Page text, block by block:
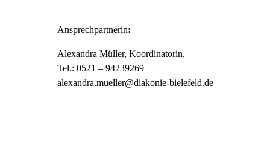
Ansprechpartnerin:
Alexandra Müller, Koordinatorin,
Tel.: 0521 – 94239269
alexandra.mueller@diakonie-bielefeld.de